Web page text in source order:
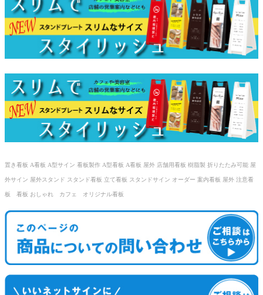
置き看板 A看板 A型サイン 看板製作 A型看板 A看板 屋外 店舗用看板 樹脂製 折りたたみ可能 屋
外サイン 屋外スタンド スタンド看板 立て看板 スタンドサイン オーダー 案内看板 屋外 注意看
板 看板 おしゃれ カフェ オリジナル看板